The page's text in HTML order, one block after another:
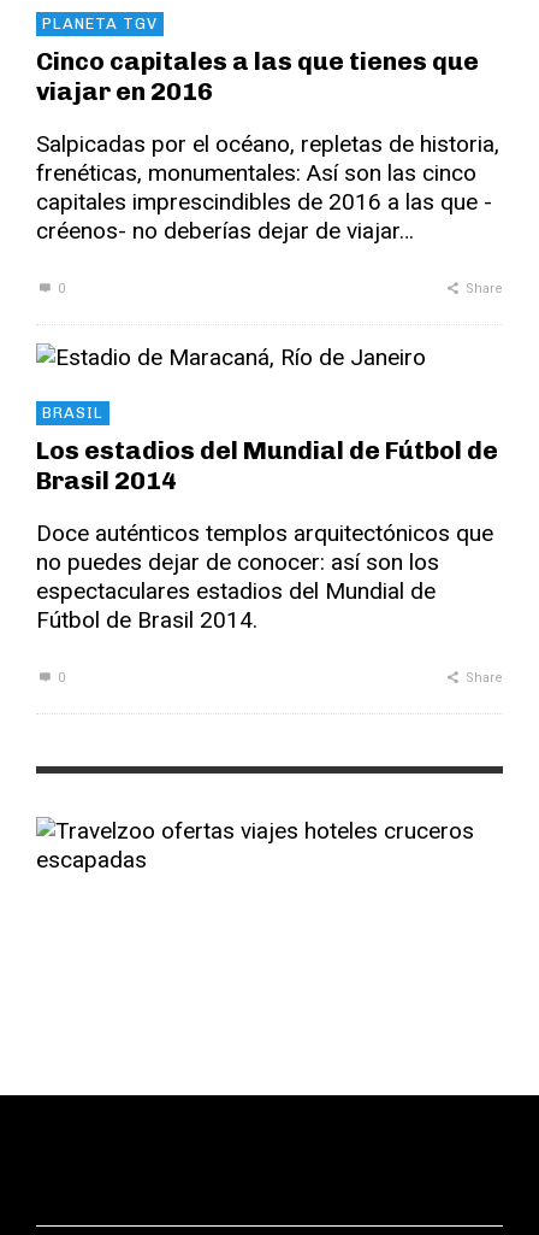
PLANETA TGV
Cinco capitales a las que tienes que
viajar en 2016
Salpicadas por el océano, repletas de historia,
frenéticas, monumentales: Así son las cinco
capitales imprescindibles de 2016 a las que -
créenos- no deberías dejar de viajar…
0 Share
BRASIL
Los estadios del Mundial de Fútbol de
Brasil 2014
Doce auténticos templos arquitectónicos que
no puedes dejar de conocer: así son los
espectaculares estadios del Mundial de
Fútbol de Brasil 2014.
0 Share